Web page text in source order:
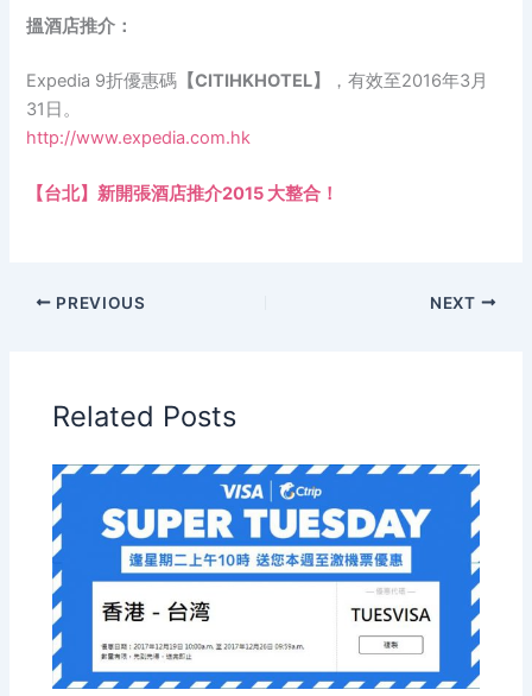
搵酒店推介：
Expedia 9折優惠碼 【CITIHKHOTEL】
，有效至2016年3月
31日。
http://www.expedia.com.hk
【台北】新開張酒店推介2015 大整合！
PREVIOUS NEXT
Related Posts